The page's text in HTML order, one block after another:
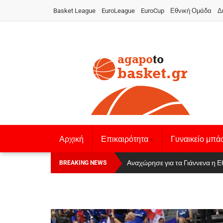
Basket League EuroLeague EuroCup Εθνική Ομάδα
Αρχική Επικαιρότητα Γυναικείο
BREAKING NEWS Οι Πάνθηρες Καβάλας στην
Αναχώρησε για τα Γιάννενα η